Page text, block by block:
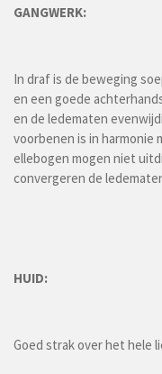
GANGWERK:
In draf is de beweging
en een goede
en de ledematen
voorbenen is in harmonie
ellebogen mogen niet
convergeren de
HUID:
Goed strak over het hele